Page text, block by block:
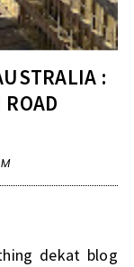
:
ROAD
dekat blog